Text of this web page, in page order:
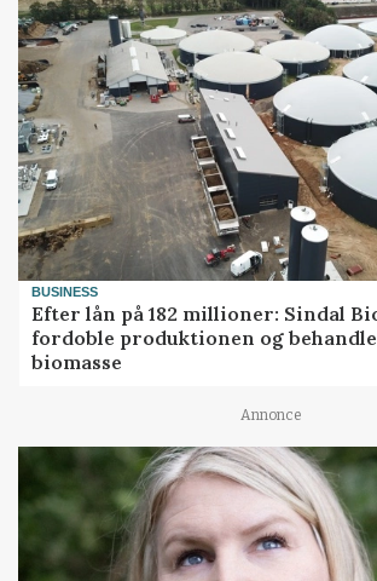
BUSINESS
Efter lån på 182 millioner: Sindal
fordoble produktionen og
biomasse
Annonce